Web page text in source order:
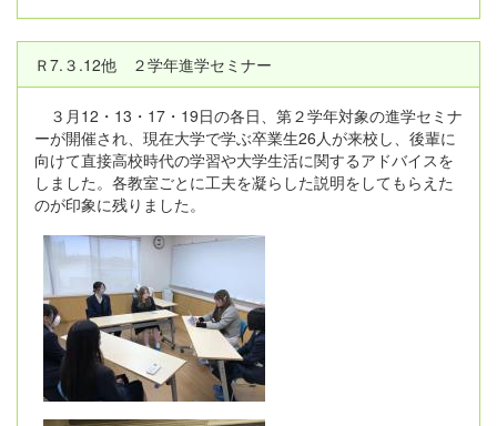
Ｒ7.３.12他 ２学年進学セミナー
３月12・13・17・19日の各日、第２学年対象の進学セミナ
ーが開催され、現在大学で学ぶ卒業生26人が来校し、後輩に
向けて直接高校時代の学習や大学生活に関するアドバイスを
しました。各教室ごとに工夫を凝らした説明をしてもらえた
のが印象に残りました。